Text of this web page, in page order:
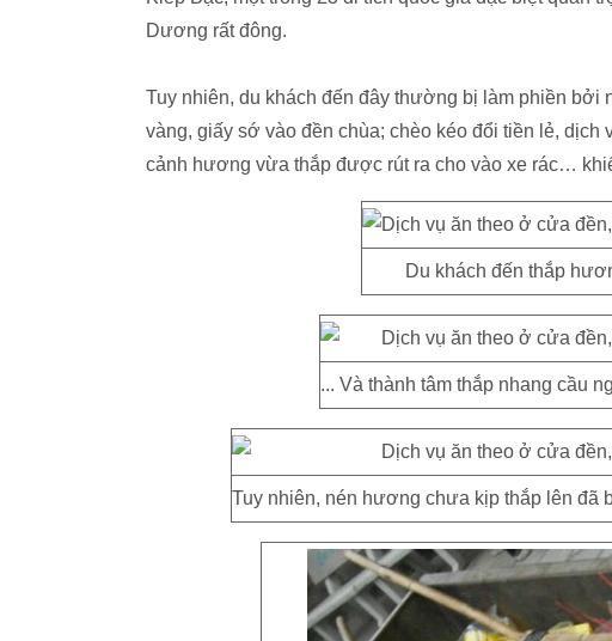
Dương rất đông.
Tuy nhiên, du khách đến đây thường bị làm phiền bởi
vàng, giấy sớ vào đền chùa; chèo kéo đổi tiền lẻ,
cảnh hương vừa thắp được rút ra cho vào xe rác…
Du khách đến thắp
... Và thành tâm thắp nhang cầu
Tuy nhiên, nén hương chưa kịp thắp lên đã